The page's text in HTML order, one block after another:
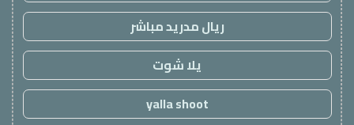
ريال مدريد مباشر
يلا شوت
yalla shoot